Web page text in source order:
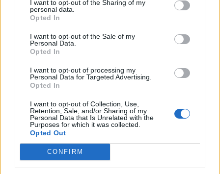
I want to opt-out of the Sharing of my
personal data.
Opted In
I want to opt-out of the Sale of my
Personal Data.
Opted In
I want to opt-out of processing my
Personal Data for Targeted Advertising.
Opted In
I want to opt-out of Collection, Use,
Retention, Sale, and/or Sharing of my
Personal Data that Is Unrelated with the
Purposes for which it was collected.
Opted Out
CONFIRM
23:09
και 71χρονος
Χανιά: ΕΔΕ για την υπόθεση της 75χρονης που βρέθηκε
νεκρή σε χωράφι
Ιταλία: Στη Νάπολη καταγράφηκε θερμοκρασία-ρεκόρ 48
βαθμών
Υπόθεση Marfin: Έφθασε στην Ελλάδα η 46χρονη
κατηγορούμενη για εμπρησμό